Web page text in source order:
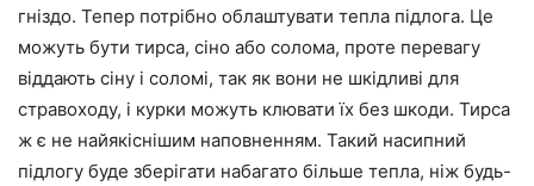
гніздо. Тепер потрібно облаштувати тепла підлога. Це
можуть бути тирса, сіно або солома, проте перевагу
віддають сіну і соломі, так як вони не шкідливі для
стравоходу, і курки можуть клювати їх без шкоди. Тирса
ж є не найякіснішим наповненням. Такий насипний
підлогу буде зберігати набагато більше тепла, ніж будь-